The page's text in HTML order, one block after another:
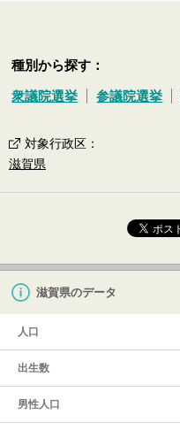
種別から探す：
衆議院選挙 参議院選挙
対象行政区 ：
滋賀県
滋賀県のデータ
人口
出生数
男性人口